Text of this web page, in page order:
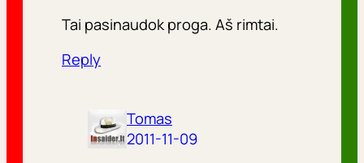
Tai pasinaudok proga. Aš rimtai.
Reply
Tomas
2011-11-09